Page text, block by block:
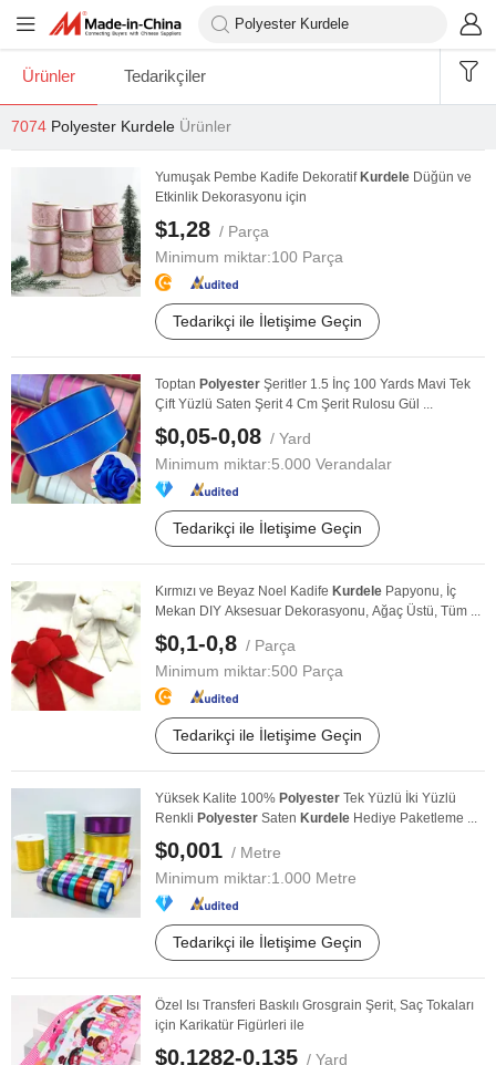
Ürünler Tedarikçiler
7074 Polyester Kurdele Ürünler
Yumuşak Pembe Kadife Dekoratif Kurdele Düğün ve
Etkinlik Dekorasyonu için
$1,28 / Parça
Minimum miktar:100 Parça
Tedarikçi ile İletişime Geçin
Toptan Polyester Şeritler 1.5 İnç 100 Yards Mavi Tek
Çift Yüzlü Saten Şerit 4 Cm Şerit Rulosu Gül ...
$0,05-0,08 / Yard
Minimum miktar:5.000 Verandalar
Tedarikçi ile İletişime Geçin
Kırmızı ve Beyaz Noel Kadife Kurdele Papyonu, İç
Mekan DIY Aksesuar Dekorasyonu, Ağaç Üstü, Tüm ...
$0,1-0,8 / Parça
Minimum miktar:500 Parça
Tedarikçi ile İletişime Geçin
Yüksek Kalite 100% Polyester Tek Yüzlü İki Yüzlü
Renkli Polyester Saten Kurdele Hediye Paketleme ...
$0,001 / Metre
Minimum miktar:1.000 Metre
Tedarikçi ile İletişime Geçin
Özel Isı Transferi Baskılı Grosgrain Şerit, Saç Tokaları
için Karikatür Figürleri ile
$0,1282-0,135 / Yard